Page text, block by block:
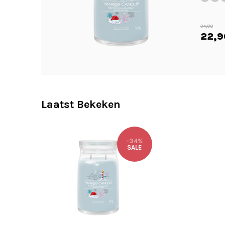
34,90
Laatst Bekeken
-34%
SALE